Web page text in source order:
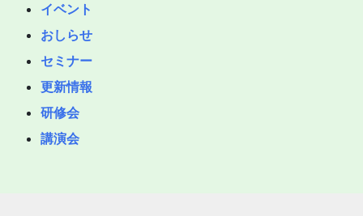
イベント
おしらせ
セミナー
更新情報
研修会
講演会